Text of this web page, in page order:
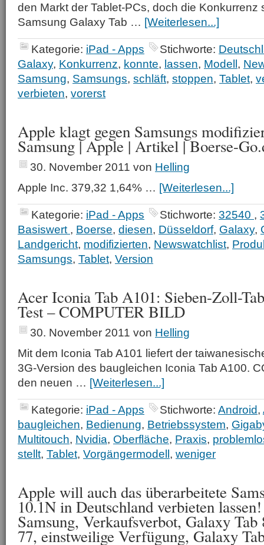
den Markt der Tablet-PCs, doch die Konkurrenz
Samsung Galaxy Tab … [Weiterlesen...]
Kategorie: iPad - Apps Stichworte:
Galaxy, Konkurrenz, konnte, lassen, Modell,
Samsung, Samsungs, schläft, stoppen, Tablet,
verbieten, vorerst
Apple klagt gegen Samsungs
Samsung | Apple | Artikel | Boerse-
30. November 2011 von Helling
Apple Inc. 379,32 1,64% … [Weiterlesen...]
Kategorie: iPad - Apps Stichworte: 32540 ,
Basiswert , Boerse, diesen, Düsseldorf, Galaxy,
Landgericht, modifizierten, Newswatchlist,
Samsungs, Tablet, Version
Acer Iconia Tab A101: Sieben-Zoll-
Test – COMPUTER BILD
30. November 2011 von Helling
Mit dem Iconia Tab A101 liefert der
3G-Version des baugleichen Iconia Tab A100.
den neuen … [Weiterlesen...]
Kategorie: iPad - Apps Stichworte: Android,
baugleichen, Bedienung, Betriebssystem,
Multitouch, Nvidia, Oberfläche, Praxis,
stellt, Tablet, Vorgängermodell, weniger
Apple will auch das überarbeitete
10.1N in Deutschland verbieten
Samsung, Verkaufsverbot, Galaxy
77, einstweilige Verfügung, Galaxy